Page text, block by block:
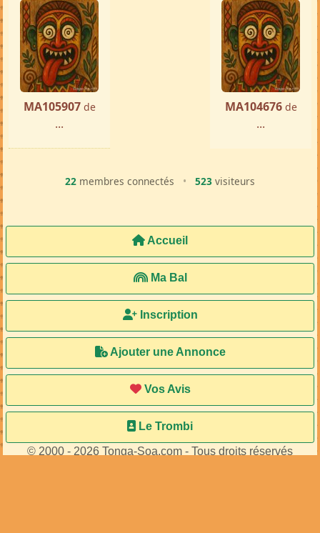
MA105907 de
...
MA104676 de
...
22 membres connectés • 523 visiteurs
Accueil
Ma Bal
Inscription
Ajouter une Annonce
Vos Avis
Le Trombi
© 2000 - 2026 Tonga-Soa.com - Tous droits réservés